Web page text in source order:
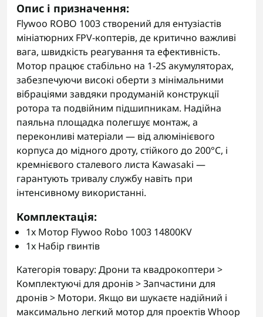
Опис і призначення:
Flywoo ROBO 1003 створений для ентузіастів
мініатюрних FPV-коптерів, де критично важливі
вага, швидкість реагування та ефективність.
Мотор працює стабільно на 1-2S акумуляторах,
забезпечуючи високі оберти з мінімальними
вібраціями завдяки продуманій конструкції
ротора та подвійним підшипникам. Надійна
паяльна площадка полегшує монтаж, а
переконливі матеріали — від алюмінієвого
корпуса до мідного дроту, стійкого до 200°C, і
кремнієвого сталевого листа Kawasaki —
гарантують тривалу службу навіть при
інтенсивному використанні.
Комплектація:
1x Мотор Flywoo Robo 1003 14800KV
1x Набір гвинтів
Категорія товару: Дрони та квадрокоптери >
Комплектуючі для дронів > Запчастини для
дронів > Мотори. Якщо ви шукаєте надійний і
максимально легкий мотор для проектів Whoop